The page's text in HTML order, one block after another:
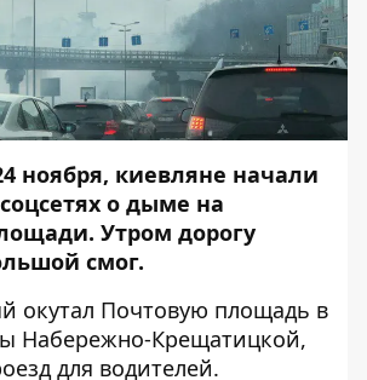
ноября, киевляне начали
о дыме на
Утром дорогу
смог.
окутал Почтовую площадь в
Набережно-Крещатицкой,
для водителей.